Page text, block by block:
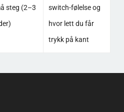
steg (2–3
switch-følelse og
hvor lett du får
trykk på kant